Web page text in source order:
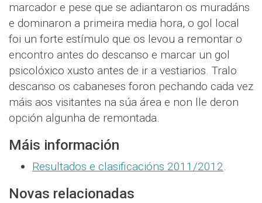
marcador e pese que se adiantaron os muradáns
e dominaron a primeira media hora, o gol local
foi un forte estímulo que os levou a remontar o
encontro antes do descanso e marcar un gol
psicolóxico xusto antes de ir a vestiarios. Tralo
descanso os cabaneses foron pechando cada vez
máis aos visitantes na súa área e non lle deron
opción algunha de remontada.
Máis información
Resultados e clasificacións 2011/2012.
Novas relacionadas